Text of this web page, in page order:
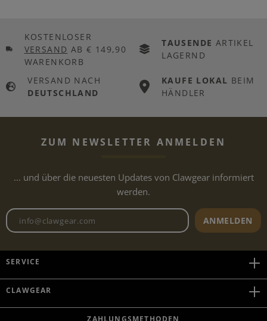
KOSTENLOSER
VERSAND AB € 149,90
WARENKORB
TAUSENDE ARTIKEL
LAGERND
VERSAND NACH
DEUTSCHLAND
KAUFE LOKAL BEIM
HÄNDLER
ZUM NEWSLETTER ANMELDEN
... und über die neuesten Updates von Clawgear informiert
werden.
Newsletter E-Mail-Adresse
ANMELDEN
SERVICE
CLAWGEAR